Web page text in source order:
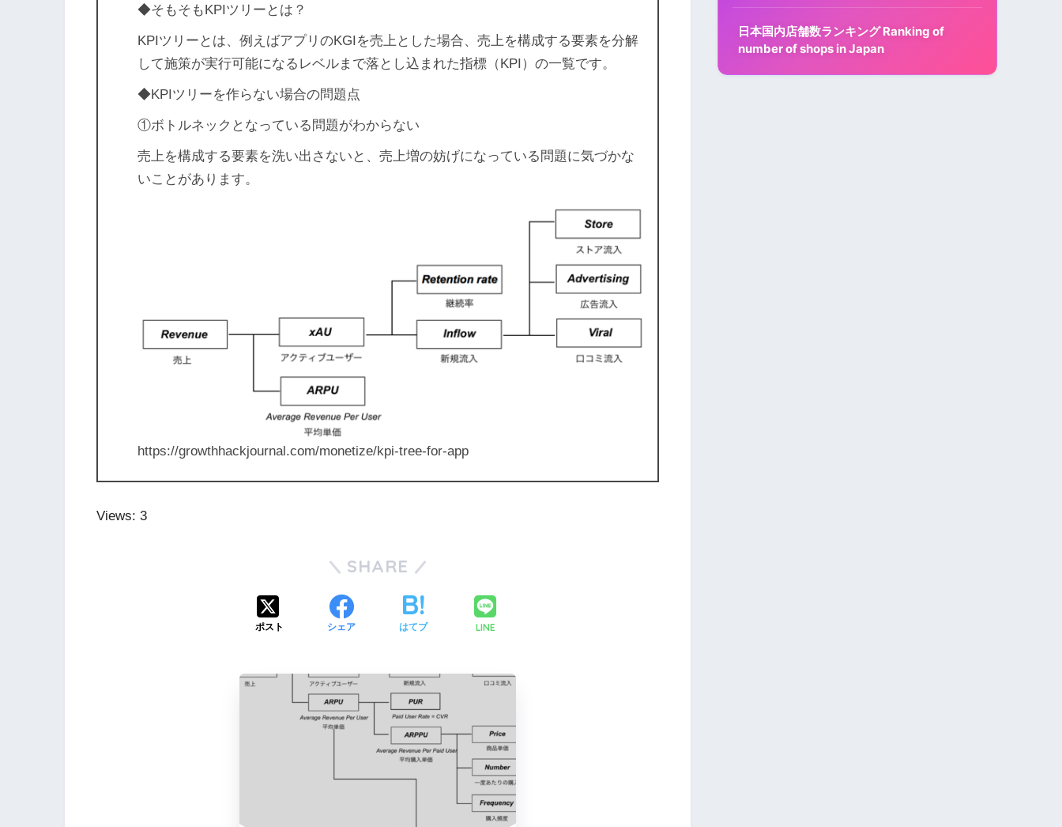
◆そもそもKPIツリーとは？
KPIツリーとは、例えばアプリのKGIを売上とした場合、売上を構成する要素を分解
して施策が実行可能になるレベルまで落とし込まれた指標（KPI）の一覧です。
◆KPIツリーを作らない場合の問題点
①ボトルネックとなっている問題がわからない
売上を構成する要素を洗い出さないと、売上増の妨げになっている問題に気づかな
いことがあります。
https://growthhackjournal.com/monetize/kpi-tree-for-app
Views: 3
SHARE
ポスト シェア はてブ LINE
日本国内店舗数ランキング Ranking of
number of shops in Japan